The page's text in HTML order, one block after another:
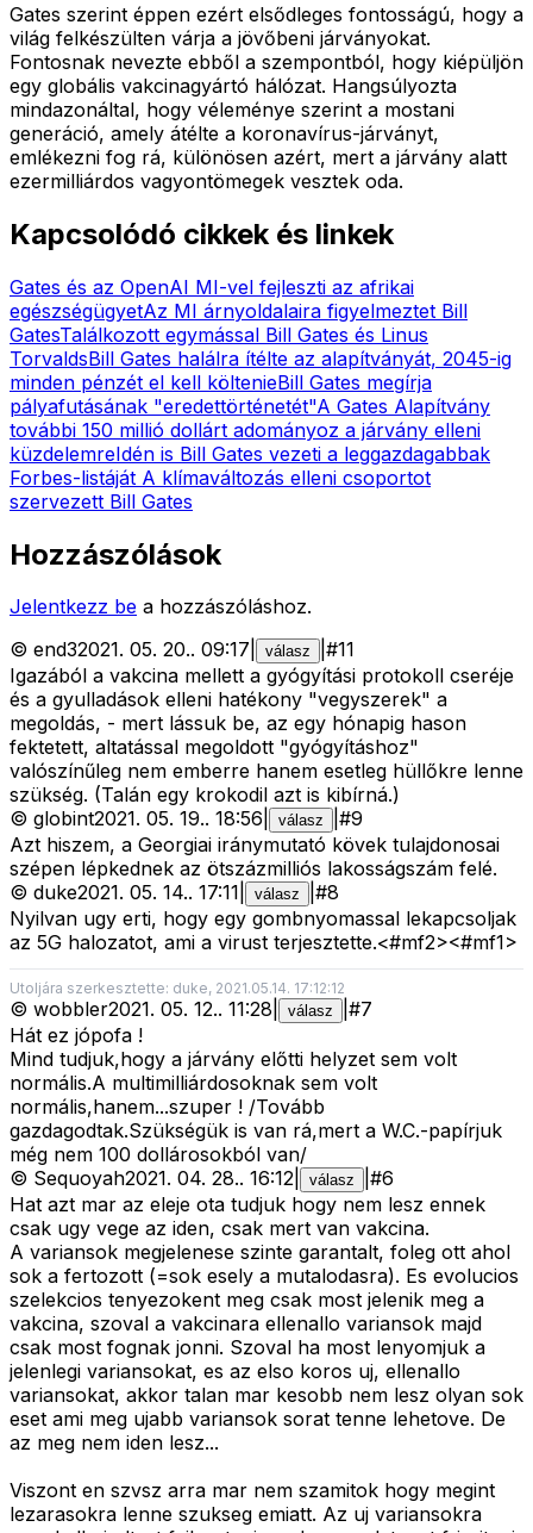
Gates szerint éppen ezért elsődleges fontosságú, hogy a
világ felkészülten várja a jövőbeni járványokat.
Fontosnak nevezte ebből a szempontból, hogy kiépüljön
egy globális vakcinagyártó hálózat. Hangsúlyozta
mindazonáltal, hogy véleménye szerint a mostani
generáció, amely átélte a koronavírus-járványt,
emlékezni fog rá, különösen azért, mert a járvány alatt
ezermilliárdos vagyontömegek vesztek oda.
Kapcsolódó cikkek és linkek
Gates és az OpenAI MI-vel fejleszti az afrikai
egészségügyetAz MI árnyoldalaira figyelmeztet Bill
GatesTalálkozott egymással Bill Gates és Linus
TorvaldsBill Gates halálra ítélte az alapítványát, 2045-ig
minden pénzét el kell költenieBill Gates megírja
pályafutásának "eredettörténetét"A Gates Alapítvány
további 150 millió dollárt adományoz a járvány elleni
küzdelemreIdén is Bill Gates vezeti a leggazdagabbak
Forbes-listáját A klímaváltozás elleni csoportot
szervezett Bill Gates
Hozzászólások
Jelentkezz be a hozzászóláshoz.
© end32021. 05. 20.. 09:17 válasz #11
Igazából a vakcina mellett a gyógyítási protokoll cseréje
és a gyulladások elleni hatékony "vegyszerek" a
megoldás, - mert lássuk be, az egy hónapig hason
fektetett, altatással megoldott "gyógyításhoz"
valószínűleg nem emberre hanem esetleg hüllőkre lenne
szükség. (Talán egy krokodil azt is kibírná.)
© globint2021. 05. 19.. 18:56 válasz #9
Azt hiszem, a Georgiai iránymutató kövek tulajdonosai
szépen lépkednek az ötszázmilliós lakosságszám felé.
© duke2021. 05. 14.. 17:11 válasz #8
Nyilvan ugy erti, hogy egy gombnyomassal lekapcsoljak
az 5G halozatot, ami a virust terjesztette.<#mf2><#mf1>
Utoljára szerkesztette: duke, 2021.05.14. 17:12:12
© wobbler2021. 05. 12.. 11:28 válasz #7
Hát ez jópofa !
Mind tudjuk,hogy a járvány előtti helyzet sem volt
normális.A multimilliárdosoknak sem volt
normális,hanem...szuper ! /Tovább
gazdagodtak.Szükségük is van rá,mert a W.C.-papírjuk
még nem 100 dollárosokból van/
© Sequoyah2021. 04. 28.. 16:12 válasz #6
Hat azt mar az eleje ota tudjuk hogy nem lesz ennek
csak ugy vege az iden, csak mert van vakcina.
A variansok megjelenese szinte garantalt, foleg ott ahol
sok a fertozott (=sok esely a mutalodasra). Es evolucios
szelekcios tenyezokent meg csak most jelenik meg a
vakcina, szoval a vakcinara ellenallo variansok majd
csak most fognak jonni. Szoval ha most lenyomjuk a
jelenlegi variansokat, es az elso koros uj, ellenallo
variansokat, akkor talan mar kesobb nem lesz olyan sok
eset ami meg ujabb variansok sorat tenne lehetove. De
az meg nem iden lesz...
Viszont en szvsz arra mar nem szamitok hogy megint
lezarasokra lenne szukseg emiatt. Az uj variansokra